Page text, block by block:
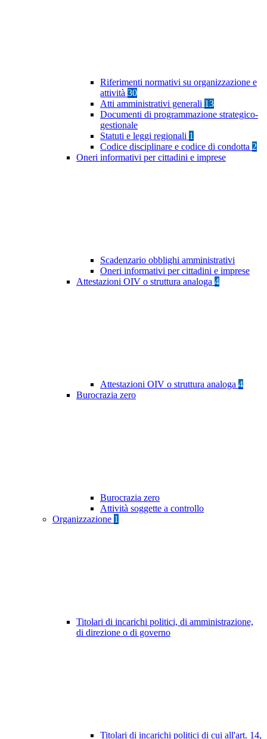
Riferimenti normativi su organizzazione e
attività 30
Atti amministrativi generali 13
Documenti di programmazione strategico-
gestionale
Statuti e leggi regionali 1
Codice disciplinare e codice di condotta 2
Oneri informativi per cittadini e imprese
Scadenzario obblighi amministrativi
Oneri informativi per cittadini e imprese
Attestazioni OIV o struttura analoga 4
Attestazioni OIV o struttura analoga 4
Burocrazia zero
Burocrazia zero
Attività soggette a controllo
Organizzazione 1
Titolari di incarichi politici, di amministrazione,
di direzione o di governo
Titolari di incarichi politici di cui all'art. 14,